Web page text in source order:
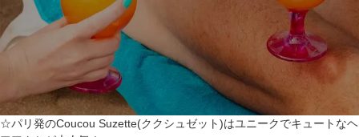
☆パリ発のCoucou Suzette(ククシュゼット)はユニークでキュートなヘ